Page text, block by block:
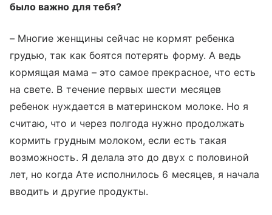
было важно для тебя?
– Многие женщины сейчас не кормят ребенка
грудью, так как боятся потерять форму. А ведь
кормящая мама – это самое прекрасное, что есть
на свете. В течение первых шести месяцев
ребенок нуждается в материнском молоке. Но я
считаю, что и через полгода нужно продолжать
кормить грудным молоком, если есть такая
возможность. Я делала это до двух с половиной
лет, но когда Ате исполнилось 6 месяцев, я начала
вводить и другие продукты.